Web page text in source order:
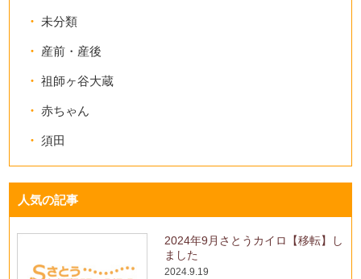
未分類
産前・産後
祖師ヶ谷大蔵
赤ちゃん
須田
人気の記事
2024年9月さとうカイロ【移転】し
ました
2024.9.19